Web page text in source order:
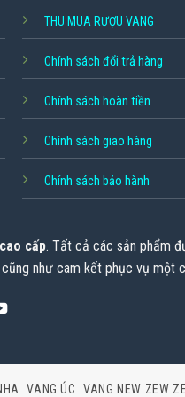
THU MUA RƯỢU VANG
Chính sách đổi trả hàng
Chính sách hoàn tiền
Chính sách giao hàng
Chính sách bảo hành
cấp. Tất cả các sản phẩm
như cam kết phục vụ một
VANG ÚC VANG NEW ZEW